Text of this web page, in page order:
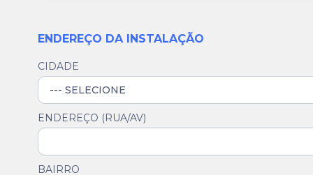
ENDEREÇO DA INSTALAÇÃO
CIDADE
ENDEREÇO (RUA/AV)
BAIRRO